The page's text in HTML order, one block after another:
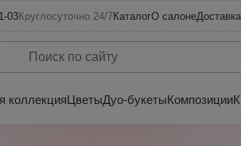
03Круглосуточно 24/7КаталогО салонеДоставка
коллекцияЦветыДуо-букетыКомпозиции